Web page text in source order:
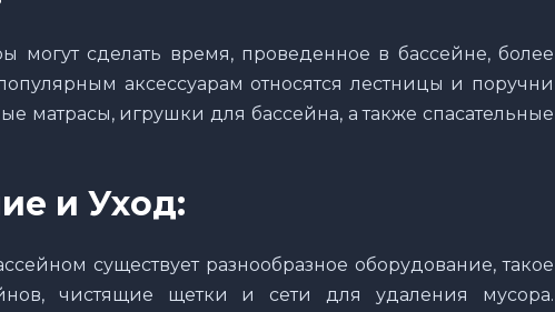
могут сделать время, проведенное в бассейне, более
аксессуарам относятся лестницы и поручни
матрасы, игрушки для бассейна, а также спасательные
и Уход:
существует разнообразное оборудование, такое
чистящие щетки и сети для удаления мусора.